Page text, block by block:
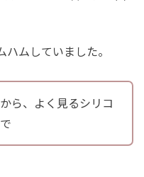
ムしていました。
ら、よく見るシリコ